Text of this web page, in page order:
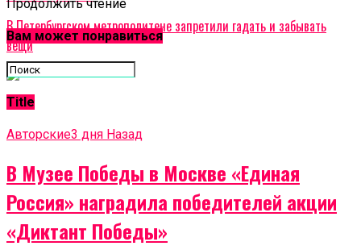
В Петербургском метрополитене запретили гадать и забывать
вещи
Продолжить чтение
Вам может понравиться
Title
Авторские3 дня Назад
В Музее Победы в Москве «Единая
Россия» наградила победителей акции
«Диктант Победы»